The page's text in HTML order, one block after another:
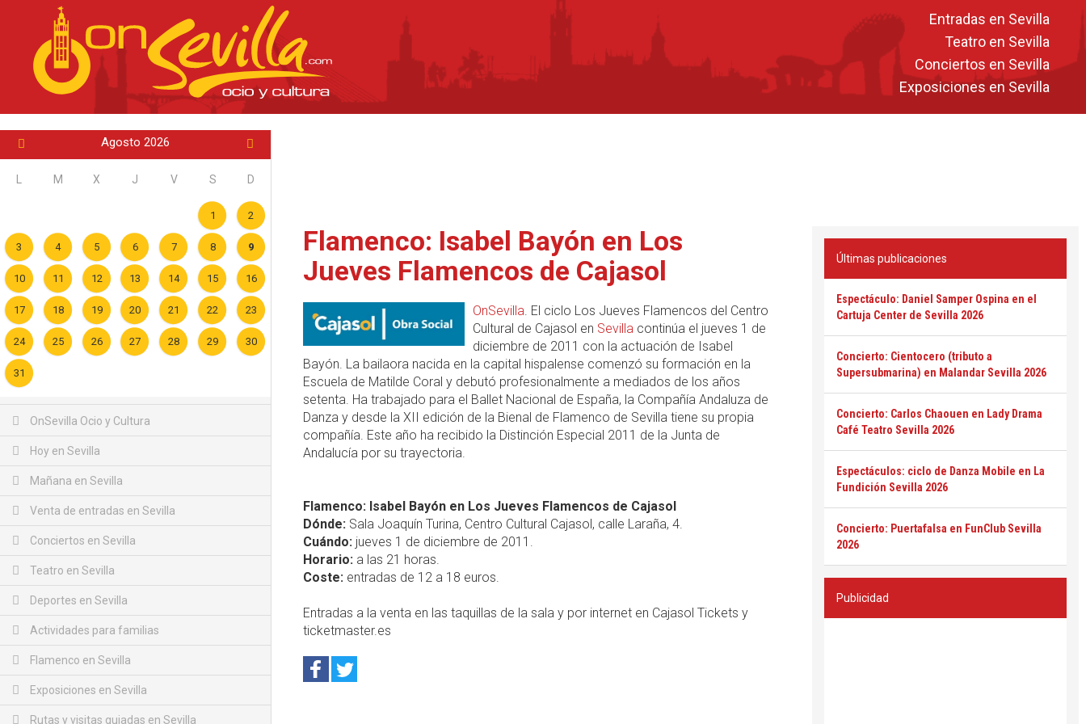
Entradas en Sevilla
Teatro en Sevilla
Conciertos en Sevilla
Exposiciones en Sevilla
Agosto 2026
M X J V S D
1 2
3 4 5 6 7 8 9
10 11 12 13 14 15 16
17 18 19 20 21 22 23
24 25 26 27 28 29 30
31
OnSevilla Ocio y Cultura
Hoy en Sevilla
Mañana en Sevilla
Venta de entradas en Sevilla
Conciertos en Sevilla
Teatro en Sevilla
Deportes en Sevilla
Actividades para familias
Flamenco en Sevilla
Exposiciones en Sevilla
Rutas y visitas guiadas en Sevilla
Flamenco: Isabel Bayón en Los
Jueves Flamencos de Cajasol
OnSevilla. El ciclo Los Jueves Flamencos del Centro
Cultural de Cajasol en Sevilla continúa el jueves 1 de
diciembre de 2011 con la actuación de Isabel
Bayón. La bailaora nacida en la capital hispalense comenzó su formación en la
Escuela de Matilde Coral y debutó profesionalmente a mediados de los años
setenta. Ha trabajado para el Ballet Nacional de España, la Compañía Andaluza de
Danza y desde la XII edición de la Bienal de Flamenco de Sevilla tiene su propia
compañía. Este año ha recibido la Distinción Especial 2011 de la Junta de
Andalucía por su trayectoria.
Flamenco: Isabel Bayón en Los Jueves Flamencos de Cajasol
Dónde: Sala Joaquín Turina, Centro Cultural Cajasol, calle Laraña, 4.
Cuándo: jueves 1 de diciembre de 2011.
Horario: a las 21 horas.
Coste: entradas de 12 a 18 euros.
Entradas a la venta en las taquillas de la sala y por internet en Cajasol Tickets y
ticketmaster.es
Últimas publicaciones
Espectáculo: Daniel Samper Ospina en el
Cartuja Center de Sevilla 2026
Concierto: Cientocero (tributo a
Supersubmarina) en Malandar Sevilla 2026
Concierto: Carlos Chaouen en Lady Drama
Café Teatro Sevilla 2026
Espectáculos: ciclo de Danza Mobile en La
Fundición Sevilla 2026
Concierto: Puertafalsa en FunClub Sevilla
2026
Publicidad